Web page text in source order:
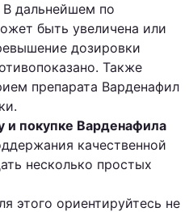
дальнейшем по
быть увеличена или
дозировки
Также
препарата Варденафил
и покупке Варденафила
качественной
несколько простых
этого ориентируйтесь не